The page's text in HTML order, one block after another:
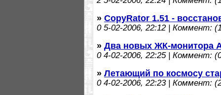
» CopyRator 1.51 -
05-02-2006, 22:12 | Коммент:
» Два новых ЖК-монитора
04-02-2006, 22:25 | Коммент:
» Летающий по космосу
04-02-2006, 22:23 | Коммент: